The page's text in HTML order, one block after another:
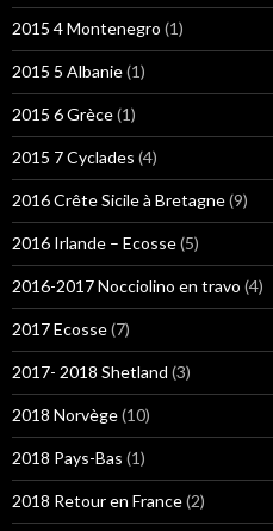
2015 4 Montenegro (1)
2015 5 Albanie(1)
2015 6 Grèce(1)
2015 7 Cyclades (4)
2016 Crête Sicile à Bretagne(9)
2016 Irlande – Ecosse(5)
2016-2017 Nocciolino en travo (4)
2017 Ecosse(7)
2017- 2018 Shetland (3)
2018 Norvège(10)
2018 Pays-Bas (1)
2018 Retour en France(2)